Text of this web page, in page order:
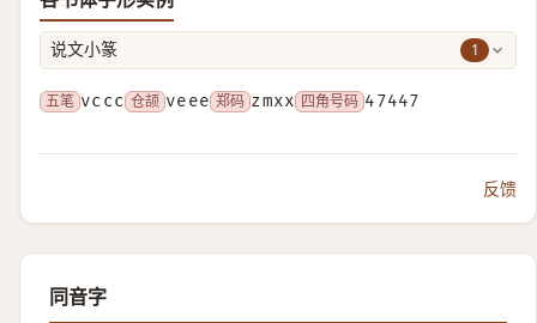
说文小篆 1
五笔 vccc 仓颉 veee 郑码 zmxx 四角号码 47447
反馈
同音字